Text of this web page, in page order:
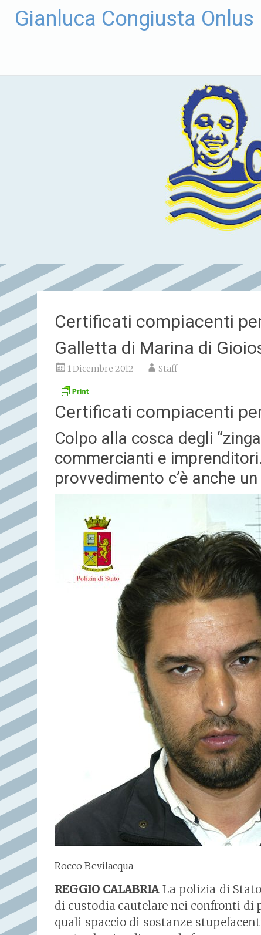
Gianluca Congiusta Onlus
Certificati compiacenti
Galletta di Marina di
1 Dicembre 2012 Staff
Certificati compiacenti
Colpo alla cosca degli
commercianti e
provvedimento c’è anche
Rocco Bevilacqua
REGGIO CALABRIA La polizia di
di custodia cautelare nei confronti di
quali spaccio di sostanze